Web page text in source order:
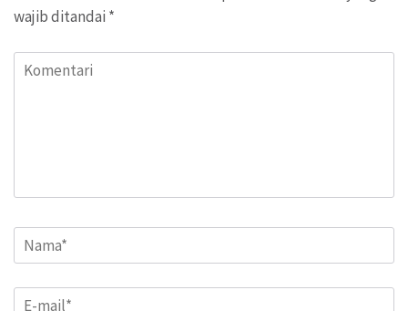
wajib ditandai *
Komentari
Name*
Email*